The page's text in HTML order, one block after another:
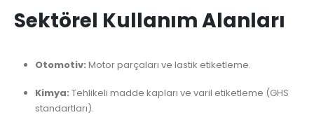
Sektörel Kullanım Alanları
Otomotiv: Motor parçaları ve lastik etiketleme.
Kimya: Tehlikeli madde kapları ve varil etiketleme (GHS
standartları).